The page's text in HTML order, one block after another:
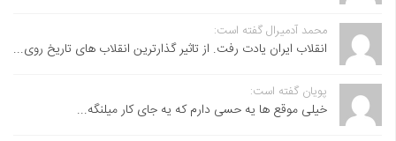
محمد آدمیرال گفته است:
انقلاب ایران یادت رفت. از تاثیر گذارترین انقلاب های تاریخ روی...
پویان گفته است:
خیلی موقع ها یه حسی دارم که یه جای کار میلنگه...